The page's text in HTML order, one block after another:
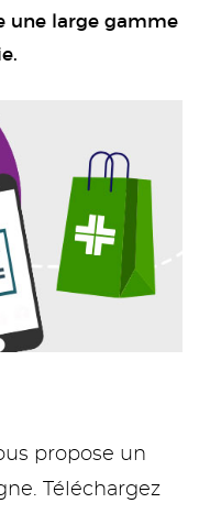
une large gamme
propose un
Téléchargez